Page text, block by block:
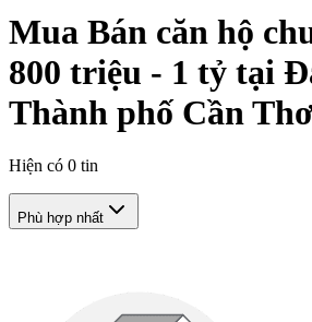
Mua Bán căn hộ
800 triệu - 1 tỷ tại
Thành phố Cần
Hiện có 0 tin
Phù hợp nhất